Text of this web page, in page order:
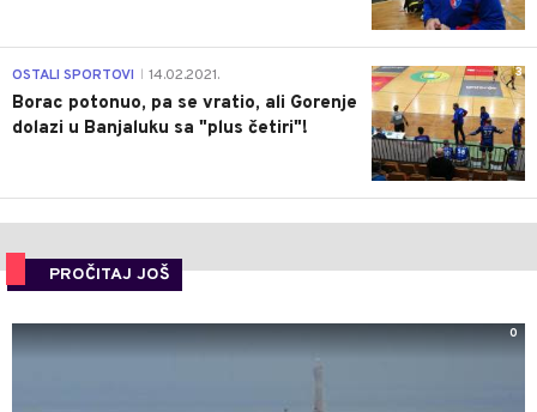
3
OSTALI SPORTOVI 14.02.2021.
Borac potonuo, pa se vratio, ali Gorenje
dolazi u Banjaluku sa "plus četiri"!
PROČITAJ JOŠ
0